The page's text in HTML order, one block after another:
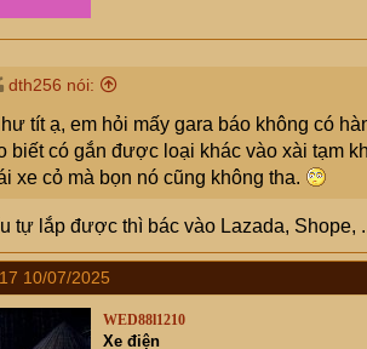
dth256 nói:
tít ạ, em hỏi mấy gara báo không có
biết có gắn được loại khác vào xài tạm
xe cỏ mà bọn nó cũng không tha.
tự lắp được thì bác vào Lazada, Shope,
10/07/2025
WED88l1210
Xe điện